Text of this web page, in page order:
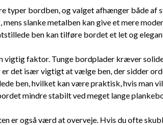
typer bordben, og valget afhænger både
slanke metalben kan give et mere
ben kan tilføre bordet et let og
vigtig faktor. Tunge bordplader kræver
er det især vigtigt at vælge ben, der sidder
ben, hvilket kan være praktisk, hvis man
mindre stabilt ved meget lange
er også værd at overveje. Hvis du ofte